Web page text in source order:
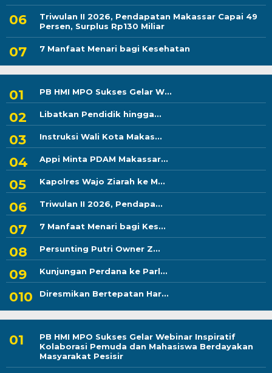
Triwulan II 2026, Pendapatan Makassar Capai 49
Persen, Surplus Rp130 Miliar
7 Manfaat Menari bagi Kesehatan
PB HMI MPO Sukses Gelar W...
Libatkan Pendidik hingga...
Instruksi Wali Kota Makas...
Appi Minta PDAM Makassar...
Kapolres Wajo Ziarah ke M...
Triwulan II 2026, Pendapa...
7 Manfaat Menari bagi Kes...
Persunting Putri Owner Z...
Kunjungan Perdana ke Parl...
Diresmikan Bertepatan Har...
PB HMI MPO Sukses Gelar Webinar Inspiratif
Kolaborasi Pemuda dan Mahasiswa Berdayakan
Masyarakat Pesisir